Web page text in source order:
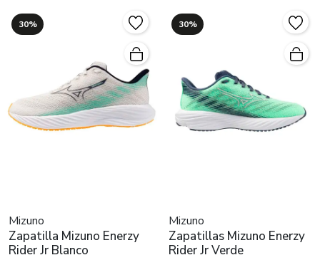
30%
Mizuno
Zapatilla Mizuno Enerzy
Rider Jr Blanco
30%
Mizuno
Zapatillas Mizuno Enerzy
Rider Jr Verde